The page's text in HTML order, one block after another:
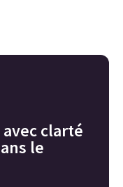
avec clarté
le